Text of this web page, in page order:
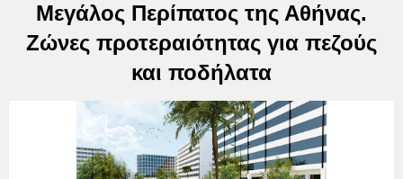
Μεγάλος Περίπατος της Αθήνας.
Ζώνες προτεραιότητας για πεζούς
και ποδήλατα